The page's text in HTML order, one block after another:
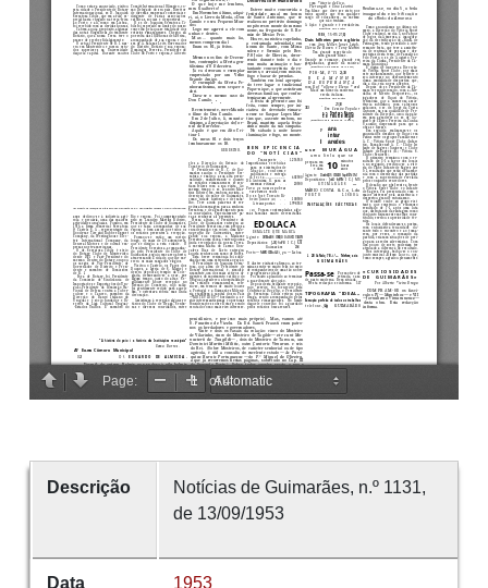
Descrição
Notícias de Guimarães, n.º 1131,
de 13/09/1953
Data 1953